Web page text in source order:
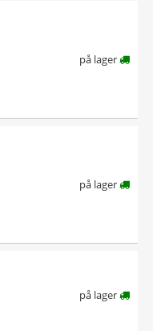
på lager
på lager
på lager